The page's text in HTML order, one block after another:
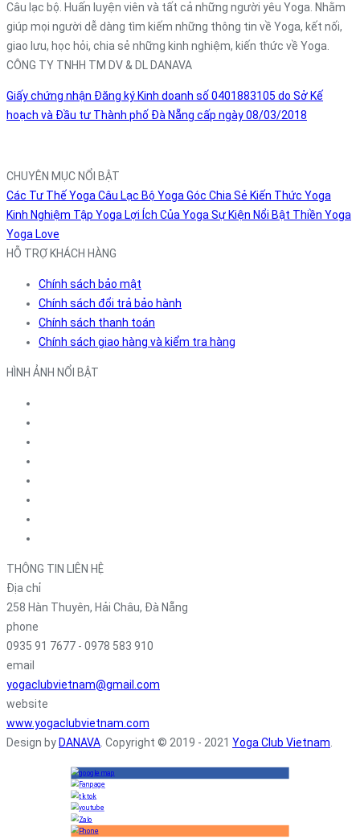
Câu lạc bộ. Huấn luyện viên và tất cả những người yêu Yoga. Nhằm
giúp mọi người dễ dàng tìm kiếm những thông tin về Yoga, kết nối,
giao lưu, học hỏi, chia sẻ những kinh nghiệm, kiến thức về Yoga.
CÔNG TY TNHH TM DV & DL DANAVA
Giấy chứng nhận Đăng ký Kinh doanh số 0401883105 do Sở Kế
hoạch và Đầu tư Thành phố Đà Nẵng cấp ngày 08/03/2018
CHUYÊN MỤC NỔI BẬT
Các Tư Thế YogaCâu Lạc Bộ YogaGóc Chia Sẻ Kiến Thức Yoga
Kinh Nghiệm Tập Yoga Lợi Ích Của YogaSự Kiện Nổi Bật Thiền Yoga
Yoga Love
HỖ TRỢ KHÁCH HÀNG
Chính sách bảo mật
Chính sách đổi trả bảo hành
Chính sách thanh toán
Chính sách giao hàng và kiểm tra hàng
HÌNH ẢNH NỔI BẬT
THÔNG TIN LIÊN HỆ
Địa chỉ
258 Hàn Thuyên, Hải Châu, Đà Nẵng
phone
0935 91 7677 - 0978 583 910
email
yogaclubvietnam@gmail.com
website
www.yogaclubvietnam.com
Design by DANAVA. Copyright © 2019 - 2021 Yoga Club Vietnam.